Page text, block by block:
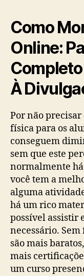
Como
Online:
À
Por não
física para os
conseguem
sem que este
normalmente
você tem a
alguma
há um rico
possível assistir
necessário.
são mais
mais
um curso